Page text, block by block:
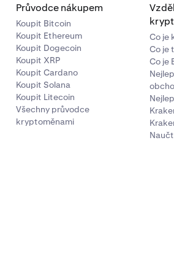
Průvodce nákupem
Koupit Bitcoin
Koupit Ethereum
Koupit Dogecoin
Koupit XRP
Koupit Cardano
Koupit Solana
Koupit Litecoin
Všechny průvodce
kryptoměnami
Co je
Co je
Co je